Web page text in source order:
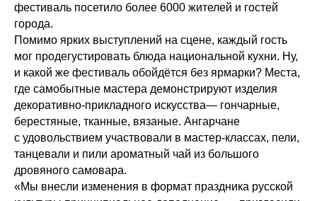
фестиваль посетило более 6000 жителей и гостей
города.
Помимо ярких выступлений на сцене, каждый гость
мог продегустировать блюда национальной кухни. Ну,
и какой же фестиваль обойдётся без ярмарки? Места,
где самобытные мастера демонстрируют изделия
декоративно-прикладного искусства— гончарные,
берестяные, тканные, вязаные. Ангарчане
с удовольствием участвовали в мастер-классах, пели,
танцевали и пили ароматный чай из большого
дровяного самовара.
«Мы внесли изменения в формат праздника русской